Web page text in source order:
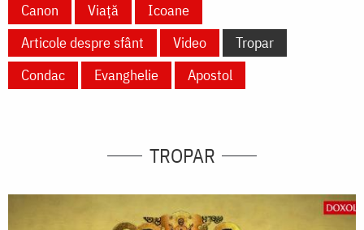
Canon Viață
Icoane
Articole despre sfânt
Video
Tropar
Condac
Evanghelie Apostol
TROPAR